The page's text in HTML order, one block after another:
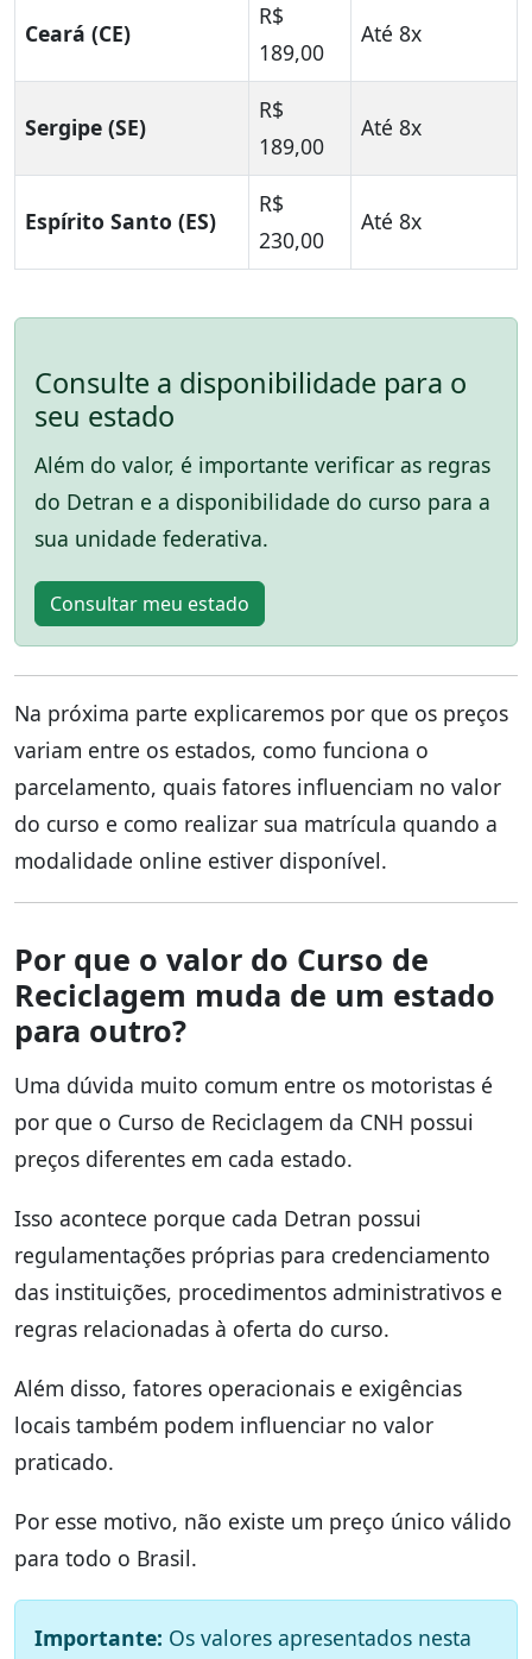
Ceará (CE)
R$
189,00
Até 8x
Sergipe (SE)
R$
189,00
Até 8x
Espírito Santo (ES)
R$
230,00
Até 8x
Consulte a disponibilidade para o
seu estado
Além do valor, é importante verificar as regras
do Detran e a disponibilidade do curso para a
sua unidade federativa.
Consultar meu estado
Na próxima parte explicaremos por que os preços
variam entre os estados, como funciona o
parcelamento, quais fatores influenciam no valor
do curso e como realizar sua matrícula quando a
modalidade online estiver disponível.
Por que o valor do Curso de
Reciclagem muda de um estado
para outro?
Uma dúvida muito comum entre os motoristas é
por que o Curso de Reciclagem da CNH possui
preços diferentes em cada estado.
Isso acontece porque cada Detran possui
regulamentações próprias para credenciamento
das instituições, procedimentos administrativos e
regras relacionadas à oferta do curso.
Além disso, fatores operacionais e exigências
locais também podem influenciar no valor
praticado.
Por esse motivo, não existe um preço único válido
para todo o Brasil.
Importante: Os valores apresentados nesta